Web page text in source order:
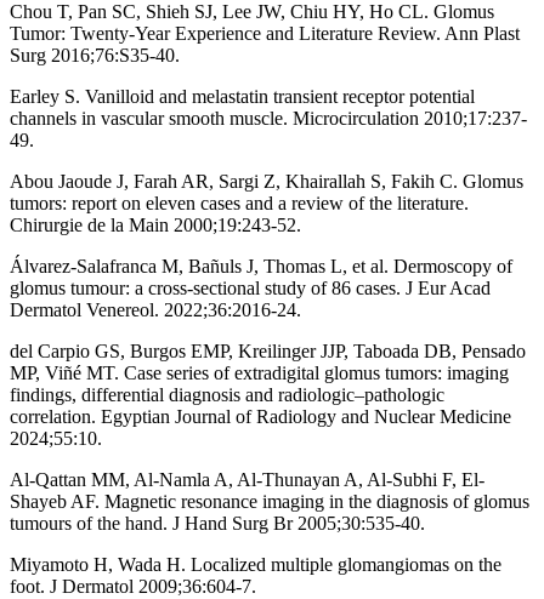
Chou T, Pan SC, Shieh SJ, Lee JW, Chiu HY, Ho CL. Glomus
Tumor: Twenty-Year Experience and Literature Review. Ann Plast
Surg 2016;76:S35-40.
Earley S. Vanilloid and melastatin transient receptor potential
channels in vascular smooth muscle. Microcirculation 2010;17:237-
49.
Abou Jaoude J, Farah AR, Sargi Z, Khairallah S, Fakih C. Glomus
tumors: report on eleven cases and a review of the literature.
Chirurgie de la Main 2000;19:243-52.
Álvarez-Salafranca M, Bañuls J, Thomas L, et al. Dermoscopy of
glomus tumour: a cross-sectional study of 86 cases. J Eur Acad
Dermatol Venereol. 2022;36:2016-24.
del Carpio GS, Burgos EMP, Kreilinger JJP, Taboada DB, Pensado
MP, Viñé MT. Case series of extradigital glomus tumors: imaging
findings, differential diagnosis and radiologic–pathologic
correlation. Egyptian Journal of Radiology and Nuclear Medicine
2024;55:10.
Al-Qattan MM, Al-Namla A, Al-Thunayan A, Al-Subhi F, El-
Shayeb AF. Magnetic resonance imaging in the diagnosis of glomus
tumours of the hand. J Hand Surg Br 2005;30:535-40.
Miyamoto H, Wada H. Localized multiple glomangiomas on the
foot. J Dermatol 2009;36:604-7.